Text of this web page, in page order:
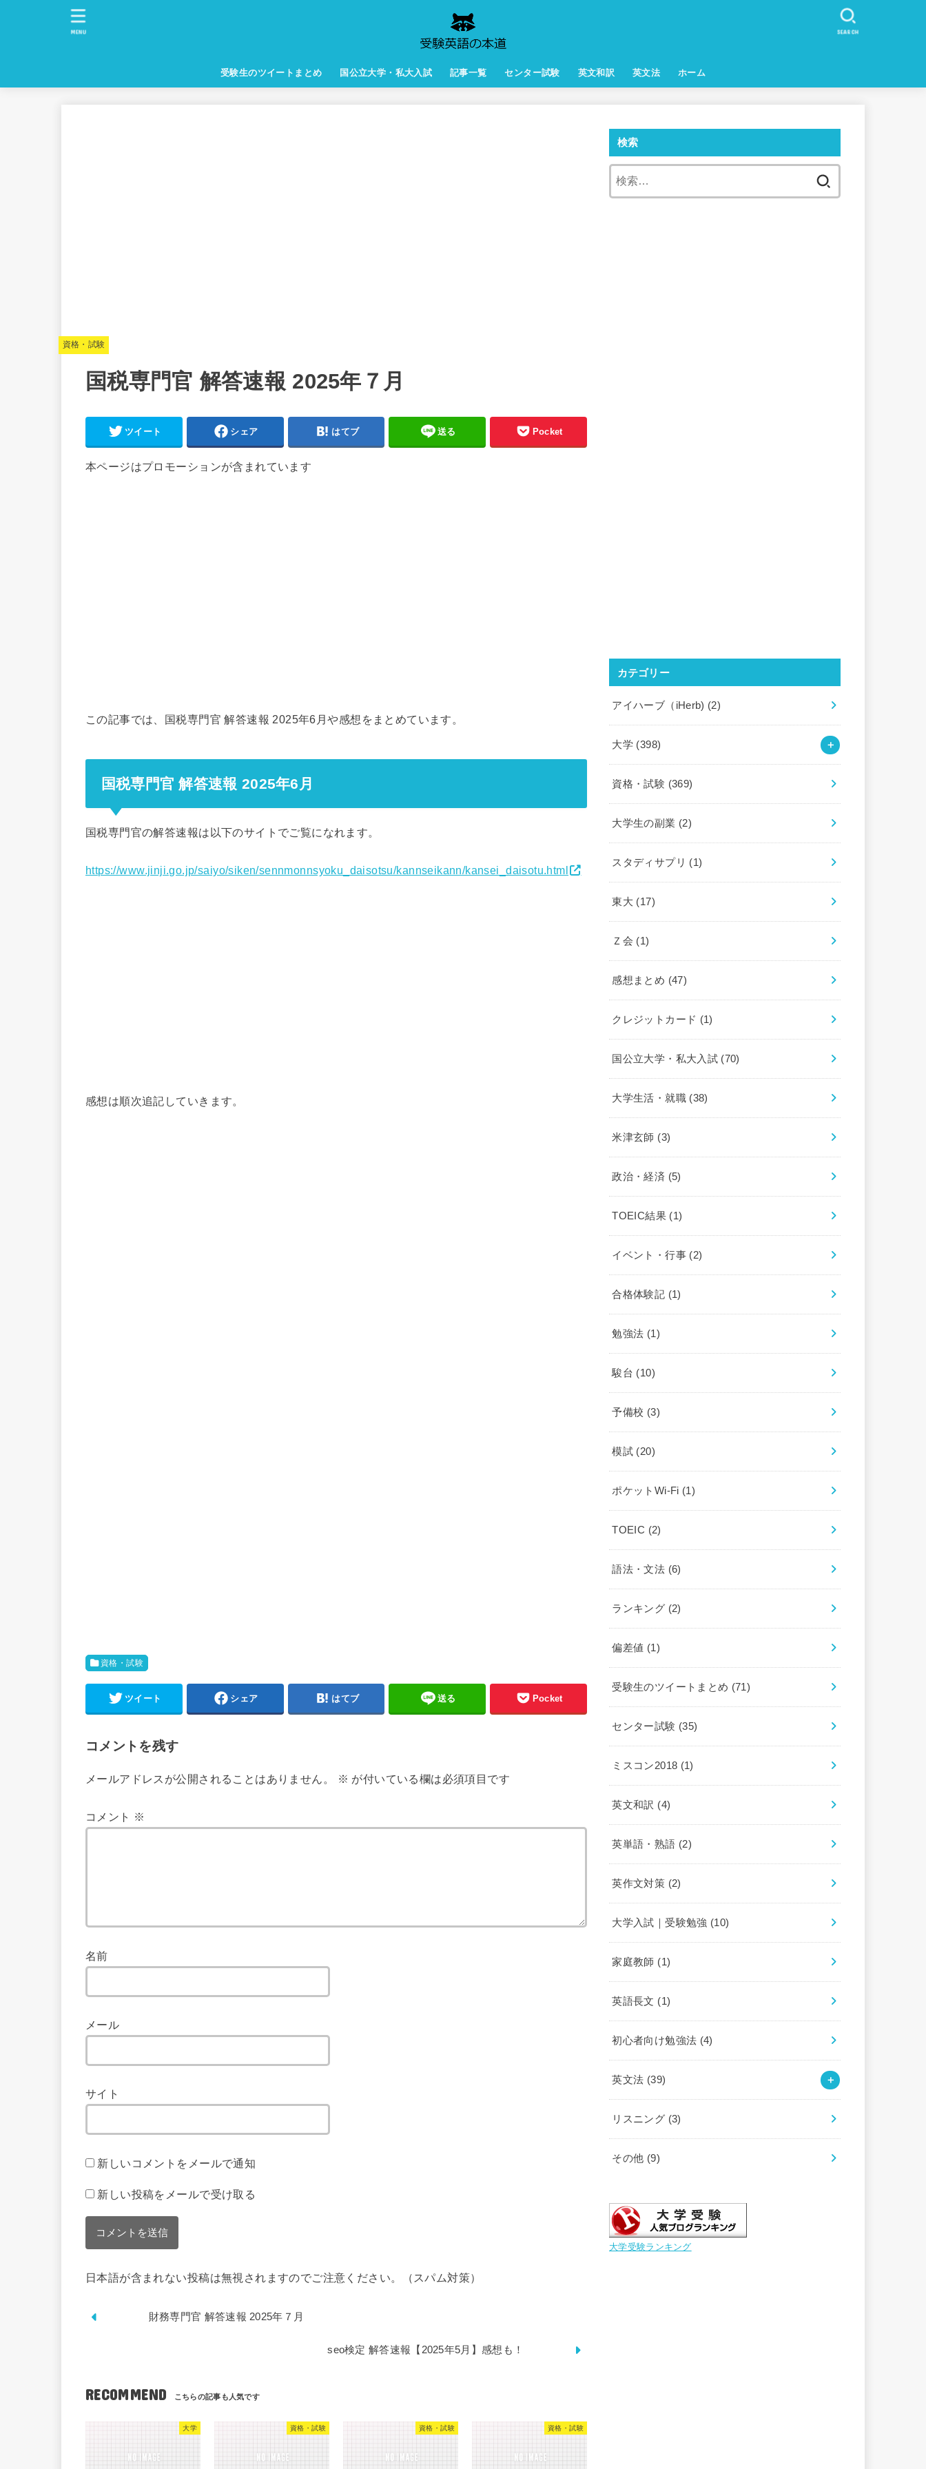
受験生のツイートまとめ 国公立大学・私大入試 記事一覧 センター試験 英文和訳 英文法 ホーム
SEARCH
MENU
資格・試験
国税専門官 解答速報 2025年７月
ツイート シェア はてブ 送る Pocket
本ページはプロモーションが含まれています
この記事では、国税専門官 解答速報 2025年6月や感想をまとめています。
国税専門官 解答速報 2025年6月
国税専門官の解答速報は以下のサイトでご覧になれます。
https://www.jinji.go.jp/saiyo/siken/sennmonnsyoku_daisotsu/kannseikann/kansei_daisotu.html
感想は順次追記していきます。
資格・試験
ツイート シェア はてブ 送る Pocket
コメントを残す
メールアドレスが公開されることはありません。 ※ が付いている欄は必須項目です
コメント ※
名前
メール
サイト
新しいコメントをメールで通知
新しい投稿をメールで受け取る
日本語が含まれない投稿は無視されますのでご注意ください。（スパム対策）
財務専門官 解答速報 2025年７月
seo検定 解答速報【2025年5月】感想も！
RECOMMEND
大学 資格・試験 資格・試験 資格・試験
検索
カテゴリー
アイハーブ（iHerb) (2)
大学 (398)
資格・試験 (369)
大学生の副業 (2)
スタディサプリ (1)
東大 (17)
Ｚ会 (1)
感想まとめ (47)
クレジットカード (1)
国公立大学・私大入試 (70)
大学生活・就職 (38)
米津玄師 (3)
政治・経済 (5)
TOEIC結果 (1)
イベント・行事 (2)
合格体験記 (1)
勉強法 (1)
駿台 (10)
予備校 (3)
模試 (20)
ポケットWi-Fi (1)
TOEIC (2)
語法・文法 (6)
ランキング (2)
偏差値 (1)
受験生のツイートまとめ (71)
センター試験 (35)
ミスコン2018 (1)
英文和訳 (4)
英単語・熟語 (2)
英作文対策 (2)
大学入試｜受験勉強 (10)
家庭教師 (1)
英語長文 (1)
初心者向け勉強法 (4)
英文法 (39)
リスニング (3)
その他 (9)
大学受験ランキング